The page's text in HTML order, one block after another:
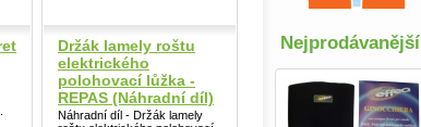
Držák lamely roštu
elektrického
polohovací lůžka -
REPAS (Náhradní díl)
Náhradní díl - Držák lamely
Nejprodávanější